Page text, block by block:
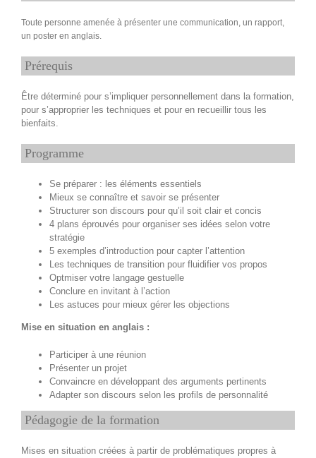
Toute personne amenée à présenter une communication, un rapport,
un poster en anglais.
Prérequis
Être déterminé pour s’impliquer personnellement dans la formation,
pour s’approprier les techniques et pour en recueillir tous les
bienfaits.
Programme
Se préparer : les éléments essentiels
Mieux se connaître et savoir se présenter
Structurer son discours pour qu’il soit clair et concis
4 plans éprouvés pour organiser ses idées selon votre
stratégie
5 exemples d’introduction pour capter l’attention
Les techniques de transition pour fluidifier vos propos
Optmiser votre langage gestuelle
Conclure en invitant à l’action
Les astuces pour mieux gérer les objections
Mise en situation en anglais :
Participer à une réunion
Présenter un projet
Convaincre en développant des arguments pertinents
Adapter son discours selon les profils de personnalité
Pédagogie de la formation
Mises en situation créées à partir de problématiques propres à